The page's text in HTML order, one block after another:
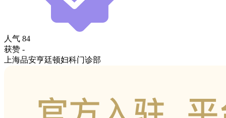
人气 84
获赞 -
上海品安亨廷顿妇科门诊部